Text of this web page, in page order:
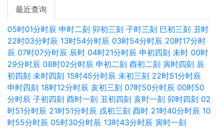
最近查询
05时01分时辰 申时二刻 卯初三刻 子时三刻 巳初三刻 丑时
22时03分时辰 13时54分时辰 03时54分时辰 20时17分时
辰 07时07分时辰 辰时 04时21分时辰 申初四刻 未时 00时
29分时辰 08时02分时辰 申初二刻 酉初二刻 寅时四刻 辰
初四刻 未时四刻 15时45分时辰 未初三刻 22时51分时辰
申时四刻 18时12分时辰 亥初三刻 07时50分时辰 00时50
分时辰 子初四刻 酉时一刻 丑初四刻 亥时一刻 卯时四刻 02
时51分时辰 21时51分时辰 戌初三刻 酉时 21时40分时辰 10
时55分时辰 05时30分时辰 13时43分时辰 寅时一刻